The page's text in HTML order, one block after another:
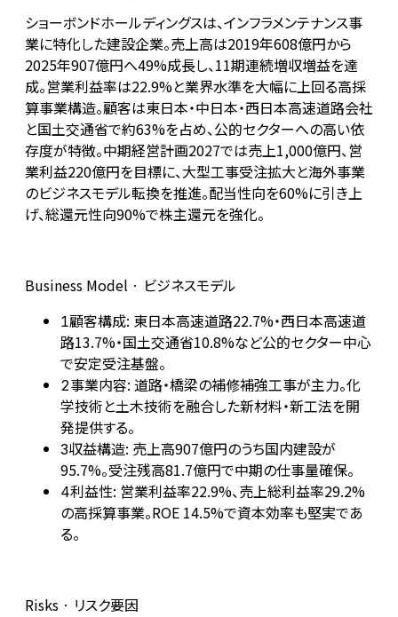
ショーボンドホールディングスは、インフラメンテナンス事
業に特化した建設企業。売上高は2019年608億円から
2025年907億円へ49%成長し、11期連続増収増益を達
成。営業利益率は22.9%と業界水準を大幅に上回る高採
算事業構造。顧客は東日本・中日本・西日本高速道路会社
と国土交通省で約63%を占め、公的セクターへの高い依
存度が特徴。中期経営計画2027では売上1,000億円、営
業利益220億円を目標に、大型工事受注拡大と海外事業
のビジネスモデル転換を推進。配当性向を60%に引き上
げ、総還元性向90%で株主還元を強化。
Business Model · ビジネスモデル
1顧客構成: 東日本高速道路22.7%・西日本高速道
路13.7%・国土交通省10.8%など公的セクター中心
で安定受注基盤。
2事業内容: 道路・橋梁の補修補強工事が主力。化
学技術と土木技術を融合した新材料・新工法を開
発提供する。
3収益構造: 売上高907億円のうち国内建設が
95.7%。受注残高81.7億円で中期の仕事量確保。
4利益性: 営業利益率22.9%、売上総利益率29.2%
の高採算事業。ROE 14.5%で資本効率も堅実であ
る。
Risks · リスク要因